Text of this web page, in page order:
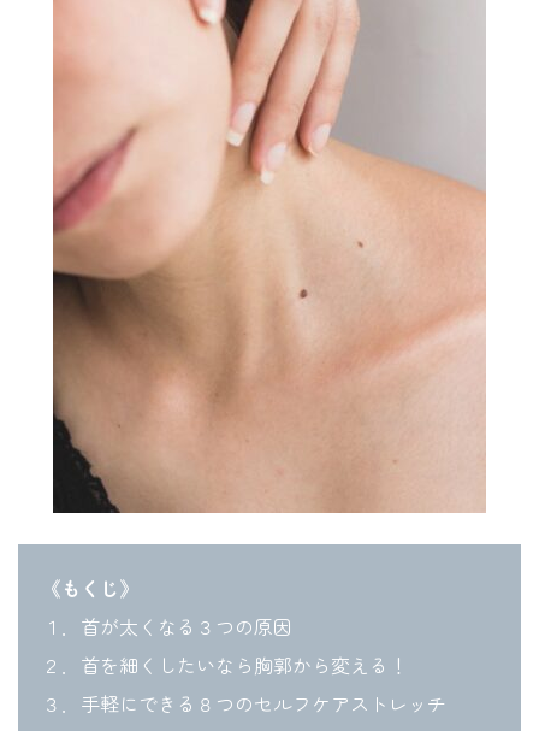
《もくじ》
１．首が太くなる３つの原因
２．首を細くしたいなら胸郭から変える！
３．手軽にできる８つのセルフケアストレッチ